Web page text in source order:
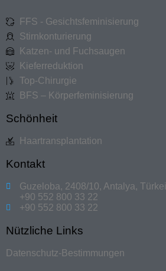
FFS - Gesichtsfeminisierung
Stirnkonturierung
Katzen- und Fuchsaugen
Kieferreduktion
Top-Chirurgie
BFS – Körperfeminisierung
Schönheit
Haartransplantation
Kontakt
Guzeloba, 2408/10, Antalya, Türkei
+90 552 800 33 22
+90 552 800 33 22
Nützliche Links
Datenschutz-Bestimmungen